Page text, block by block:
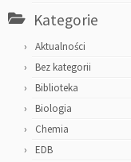
Kategorie
Aktualności
Bez kategorii
Biblioteka
Biologia
Chemia
EDB